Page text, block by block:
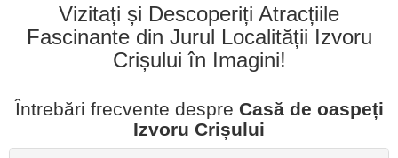
Vizitați și Descoperiți Atracțiile
Fascinante din Jurul Localității Izvoru
Crișului în Imagini!
Întrebări frecvente despre Casă de oaspeți
Izvoru Crișului